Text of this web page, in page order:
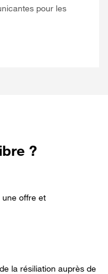
pour les
?
une offre et
la résiliation auprès de